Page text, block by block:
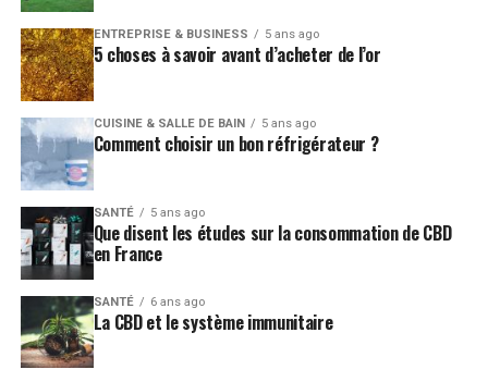
ENTREPRISE & BUSINESS 5 ans ago
5 choses à savoir avant d’acheter de l’or
CUISINE & SALLE DE BAIN 5 ans ago
Comment choisir un bon réfrigérateur ?
SANTÉ 5 ans ago
Que disent les études sur la consommation de CBD
en France
SANTÉ 6 ans ago
La CBD et le système immunitaire